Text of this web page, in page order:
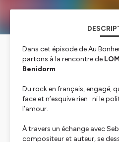
Dans cet épisode deAu
partons à la rencontre de
Benidorm.
Du rock en français, engagé,
face et n’esquive rien : ni le
l’amour.
À travers un échange avec
compositeur et auteur, se